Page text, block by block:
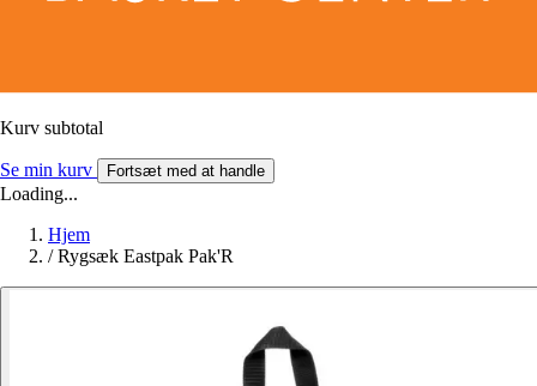
Kurv subtotal
Se min kurv Fortsæt med at handle
Loading...
Hjem
/ Rygsæk Eastpak Pak'R